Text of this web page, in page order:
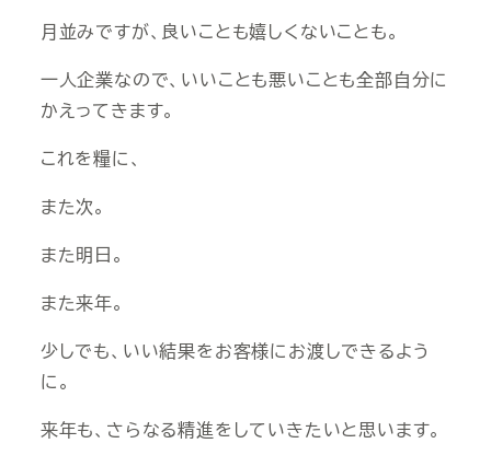
月並みですが、良いことも嬉しくないことも。
一人企業なので、いいことも悪いことも全部自分に
かえってきます。
これを糧に、
また次。
また明日。
また来年。
少しでも、いい結果をお客様にお渡しできるよう
に。
来年も、さらなる精進をしていきたいと思います。